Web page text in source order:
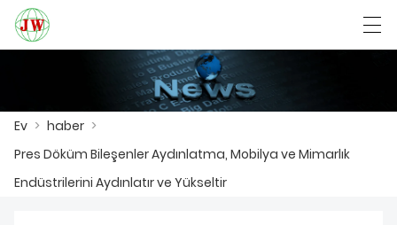
Български Deutsch
Ev > haber >
Pres Döküm Bileşenler Aydınlatma, Mobilya ve Mimarlık
Endüstrilerini Aydınlatır ve Yükseltir